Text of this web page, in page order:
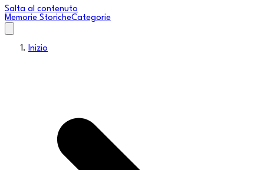
Salta al contenuto
Memorie StoricheCategorie
Inizio